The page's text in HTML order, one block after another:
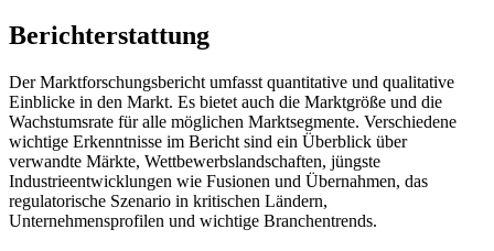
Berichterstattung
Der Marktforschungsbericht umfasst quantitative und qualitative
Einblicke in den Markt. Es bietet auch die Marktgröße und die
Wachstumsrate für alle möglichen Marktsegmente. Verschiedene
wichtige Erkenntnisse im Bericht sind ein Überblick über
verwandte Märkte, Wettbewerbslandschaften, jüngste
Industrieentwicklungen wie Fusionen und Übernahmen, das
regulatorische Szenario in kritischen Ländern,
Unternehmensprofilen und wichtige Branchentrends.